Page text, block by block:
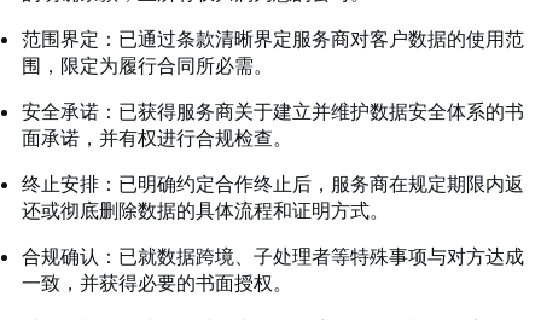
范围界定：已通过条款清晰界定服务商对客户数据的使用范
围，限定为履行合同所必需。
安全承诺：已获得服务商关于建立并维护数据安全体系的书
面承诺，并有权进行合规检查。
终止安排：已明确约定合作终止后，服务商在规定期限内返
还或彻底删除数据的具体流程和证明方式。
合规确认：已就数据跨境、子处理者等特殊事项与对方达成
一致，并获得必要的书面授权。